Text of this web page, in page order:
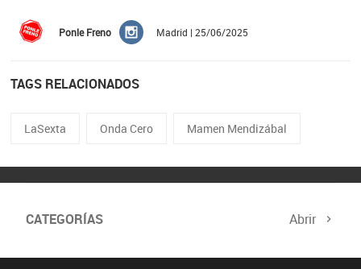
Ponle Freno Madrid | 25/06/2025
TAGS RELACIONADOS
LaSexta Onda Cero Mamen Mendizábal
CATEGORÍAS Abrir